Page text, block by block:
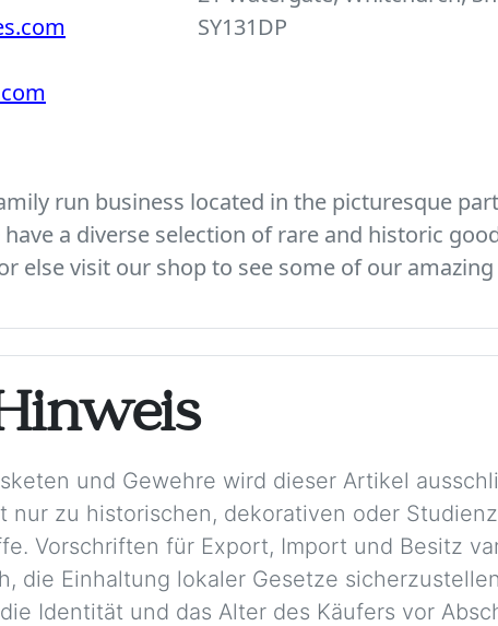
SY131DP
run business located in the picturesque
a diverse selection of rare and historic
else visit our shop to see some of our
und Gewehre wird dieser Artikel
nur zu historischen, dekorativen oder
Vorschriften für Export, Import und Besitz
die Einhaltung lokaler Gesetze
Identität und das Alter des Käufers vor